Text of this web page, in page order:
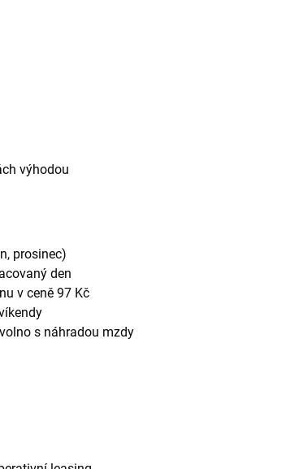
výhodou
prosinec)
den
v ceně 97 Kč
s náhradou mzdy